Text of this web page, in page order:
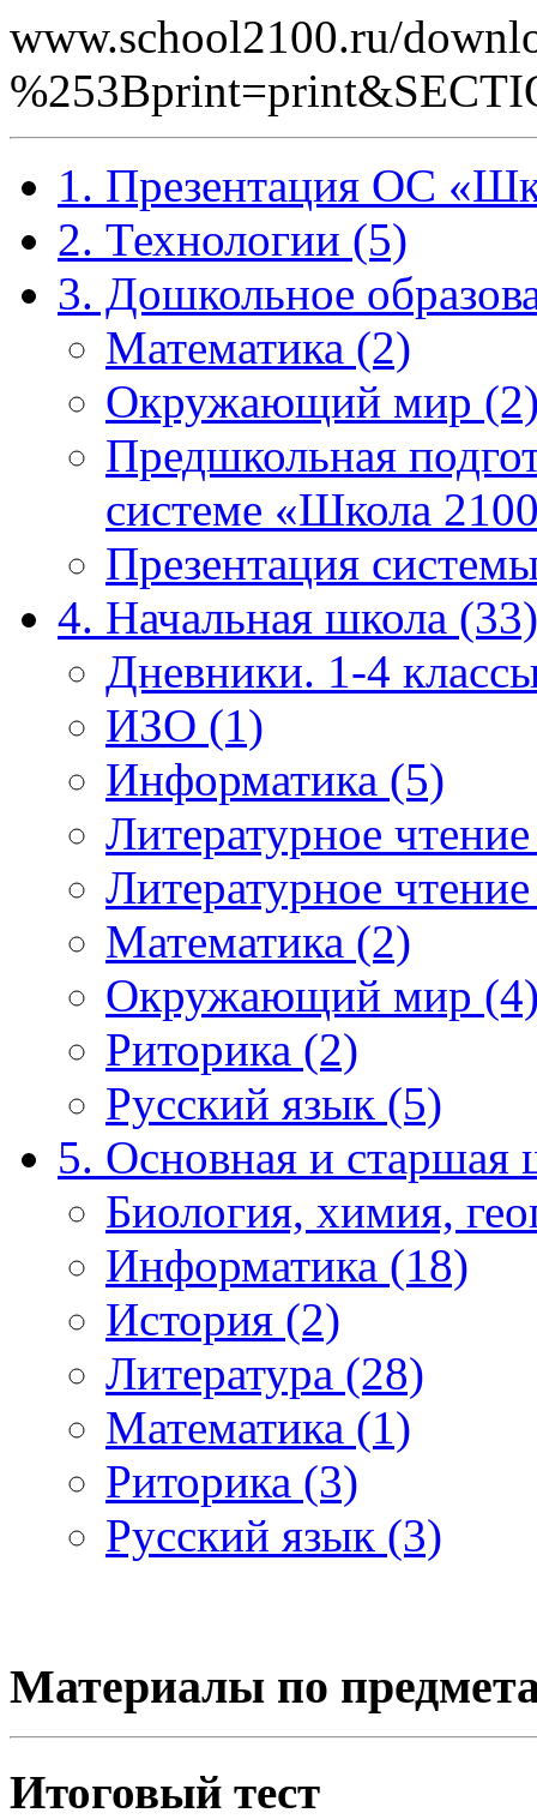
www.school2100.ru/
1. Презентация ОС
2. Технологии (5)
3. Дошкольное
Математика (2)
Окружающий мир
Предшкольная
системе «Школа
Презентация
4. Начальная школа (33)
Дневники. 1-4
ИЗО (1)
Информатика (5)
Литературное
Литературное
Математика (2)
Окружающий мир
Риторика (2)
Русский язык (5)
5. Основная и старшая
Биология, химия,
Информатика (18)
История (2)
Литература (28)
Математика (1)
Риторика (3)
Русский язык (3)
Материалы по
Итоговый тест